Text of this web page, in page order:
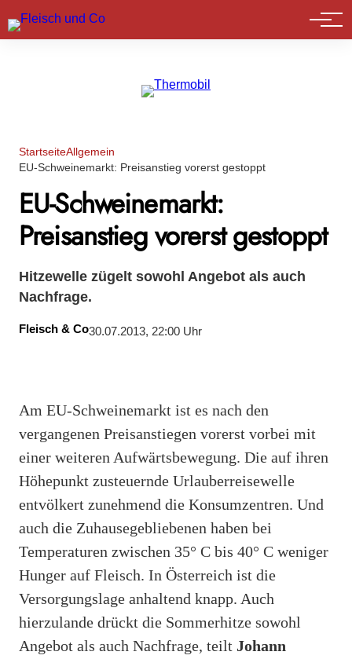
Marktführer
StartseiteAllgemein
EU-Schweinemarkt: Preisanstieg vorerst gestoppt
EU-Schweinemarkt:
Preisanstieg vorerst gestoppt
Hitzewelle zügelt sowohl Angebot als auch
Nachfrage.
Fleisch & Co30.07.2013, 22:00 Uhr
Am EU-Schweinemarkt ist es nach den
vergangenen Preisanstiegen vorerst vorbei mit
einer weiteren Aufwärtsbewegung. Die auf ihren
Höhepunkt zusteuernde Urlauberreisewelle
entvölkert zunehmend die Konsumzentren. Und
auch die Zuhausegebliebenen haben bei
Temperaturen zwischen 35° C bis 40° C weniger
Hunger auf Fleisch. In Österreich ist die
Versorgungslage anhaltend knapp. Auch
hierzulande drückt die Sommerhitze sowohl
Angebot als auch Nachfrage, teilt Johann